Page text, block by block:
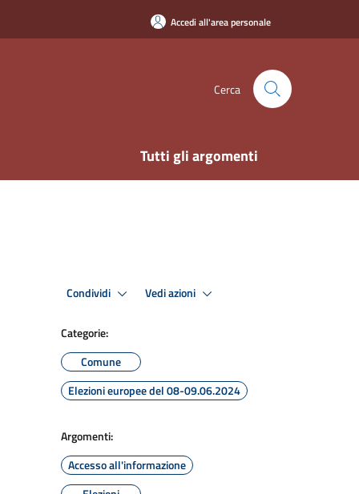
Accedi all'area personale
Cerca
Tutti gli argomenti
Condividi Vedi azioni
Categorie:
Comune
Elezioni europee del 08-09.06.2024
Argomenti:
Accesso all'informazione